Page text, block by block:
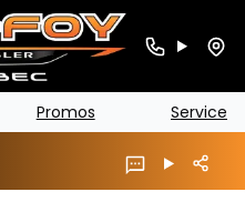
Promos Service